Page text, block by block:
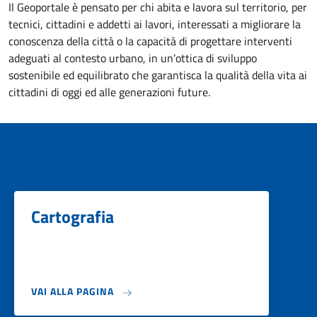
Il Geoportale è pensato per chi abita e lavora sul territorio, per
tecnici, cittadini e addetti ai lavori, interessati a migliorare la
conoscenza della città o la capacità di progettare interventi
adeguati al contesto urbano, in un’ottica di sviluppo
sostenibile ed equilibrato che garantisca la qualità della vita ai
cittadini di oggi ed alle generazioni future.
Cartografia
VAI ALLA PAGINA